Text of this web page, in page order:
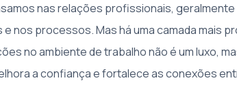
nas relações profissionais,
nos processos. Mas há uma camada mais
no ambiente de trabalho não é um luxo,
a confiança e fortalece as conexões